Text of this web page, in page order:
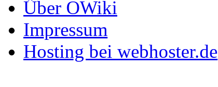
Über OWiki
Impressum
Hosting bei webhoster.de